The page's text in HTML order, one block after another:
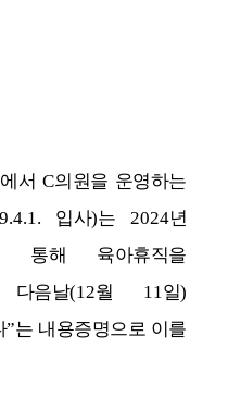
에서C의원을 운영하는
입사)는 2024년
통해 육아휴직을
다음날(12월 11일)
”는 내용증명으로 이를